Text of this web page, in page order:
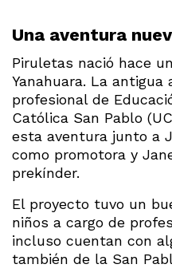
Una aventura
Piruletas nació hace
Yanahuara. La
profesional de
Católica San Pablo
esta aventura junto a
como promotora y
prekínder.
El proyecto tuvo un
niños a cargo de
incluso cuentan con
también de la San